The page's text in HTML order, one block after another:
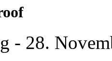
- 28.